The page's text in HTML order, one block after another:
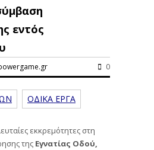
εντός
0
ΟΔΙΚΑ ΕΡΓΑ
εκκρεμότητες στη
της Εγνατίας Οδού,